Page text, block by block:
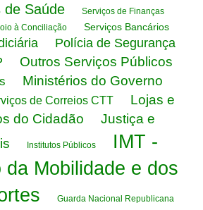
de Saúde
Serviços de Finanças
à Conciliação
Serviços Bancários
Polícia de Segurança
Outros Serviços Públicos
Ministérios do Governo
de Correios CTT
Lojas e
do Cidadão
Justiça e
Institutos Públicos
IMT -
da Mobilidade e dos
Guarda Nacional Republicana